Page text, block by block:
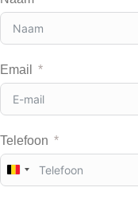
Email
Telefoon
B
e